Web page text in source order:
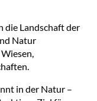
die Landschaft der
Natur
in der Natur –